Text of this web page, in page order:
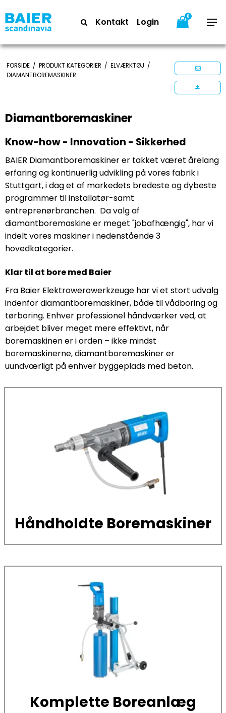
Kontakt Login 0
FORSIDE / PRODUKT KATEGORIER / ELVÆRKTØJ /
DIAMANTBOREMASKINER
Diamantboremaskiner
Know-how - Innovation - Sikkerhed
BAIER Diamantboremaskiner er takket været årelang
erfaring og kontinuerlig udvikling på vores fabrik i
Stuttgart, i dag et af markedets bredeste og dybeste
programmer til installatør-samt
entreprenørbranchen. Da valg af
diamantboremaskine er meget "jobafhængig", har vi
indelt vores maskiner i nedenstående 3
hovedkategorier.
Klar til at bore med Baier
Fra Baier Elektrowerowerkzeuge har vi et stort udvalg
indenfor diamantboremaskiner, både til vådboring og
tørboring. Enhver professionel håndværker ved, at
arbejdet bliver meget mere effektivt, når
boremaskinen er i orden – ikke mindst
boremaskinerne, diamantboremaskiner er
uundværligt på enhver byggeplads med beton.
Håndholdte Boremaskiner
Komplette Boreanlæg